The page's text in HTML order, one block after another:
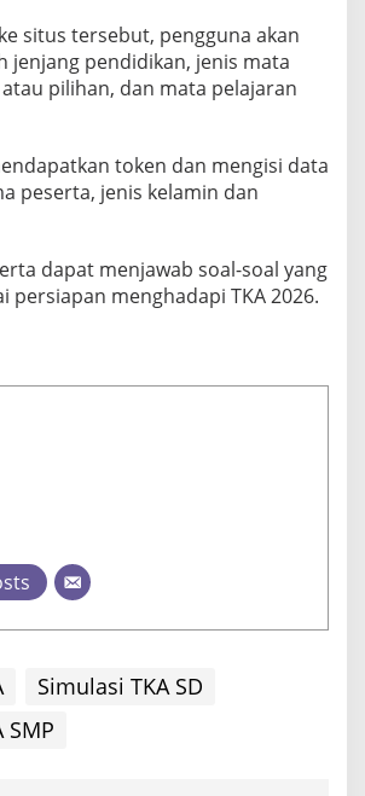
situs tersebut, pengguna akan
jenjang pendidikan, jenis mata
pilihan, dan mata pelajaran
token dan mengisi data
peserta, jenis kelamin dan
dapat menjawab soal-soal yang
persiapan menghadapi TKA 2026.
Simulasi TKA SD
SMP